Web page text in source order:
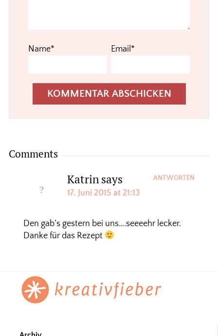
Name* Email*
Comments
Katrinsays
17. Juni 2015 at 21:13
Den gab’s gestern bei uns….seeeehr lecker.
Danke für das Rezept
ANTWORTEN
Footer